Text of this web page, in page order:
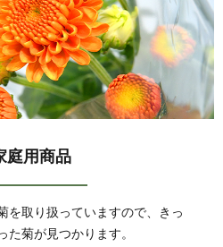
庭用商品
を取り扱っていますので、きっ
た菊が見つかります。